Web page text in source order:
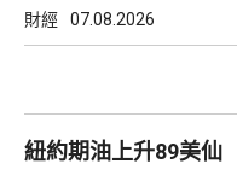
財經 07.08.2026
紐約期油上升89美仙